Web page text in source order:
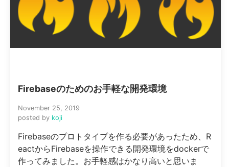
Firebaseのためのお手軽な開発環境
November 25, 2019
posted by koji
Firebaseのプロトタイプを作る必要があったため、R
eactからFirebaseを操作できる開発環境をdockerで
作ってみました。お手軽感はかなり高いと思いま